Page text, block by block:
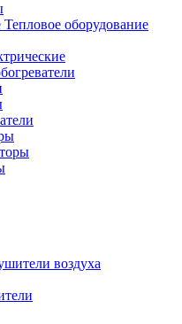
Тепловое оборудование
воздуха